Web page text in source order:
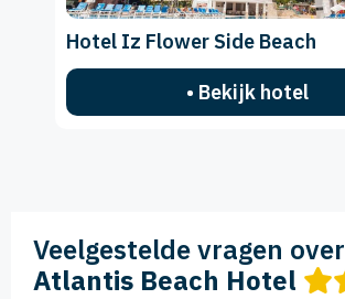
Hotel Iz Flower Side Beach
• Bekijk hotel
Veelgestelde vragen over
Atlantis Beach Hotel